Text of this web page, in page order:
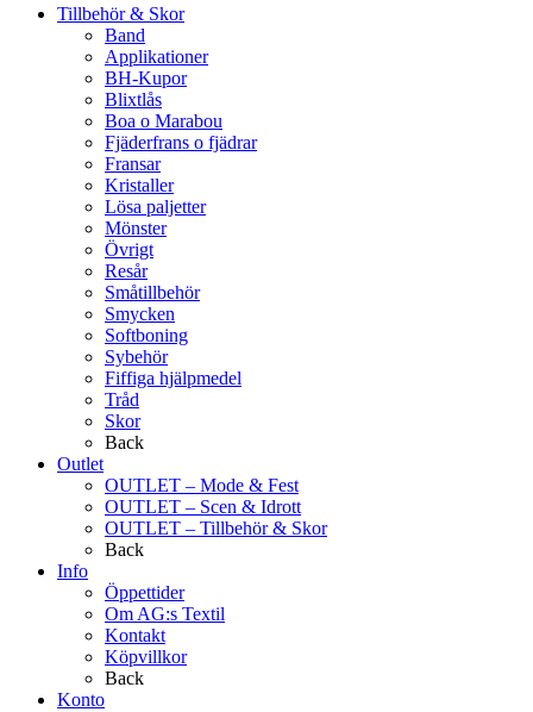
Tillbehör & Skor
Band
Applikationer
BH-Kupor
Blixtlås
Boa o Marabou
Fjäderfrans o fjädrar
Fransar
Kristaller
Lösa paljetter
Mönster
Övrigt
Resår
Småtillbehör
Smycken
Softboning
Sybehör
Fiffiga hjälpmedel
Tråd
Skor
Back
Outlet
OUTLET – Mode & Fest
OUTLET – Scen & Idrott
OUTLET – Tillbehör & Skor
Back
Info
Öppettider
Om AG:s Textil
Kontakt
Köpvillkor
Back
Konto